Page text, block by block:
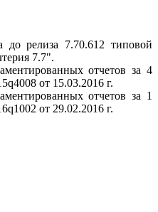
до релиза 7.70.612 типовой
7.7".
отчетов за 4
от 15.03.2016 г.
отчетов за 1
от 29.02.2016 г.